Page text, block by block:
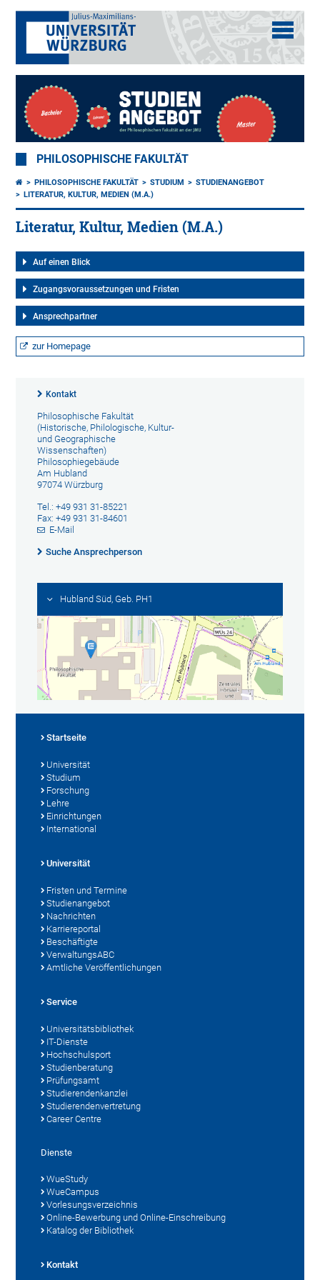
PHILOSOPHISCHE FAKULTÄT
PHILOSOPHISCHE FAKULTÄT STUDIUM
STUDIENANGEBOT
LITERATUR, KULTUR, MEDIEN (M.A.)
Literatur, Kultur, Medien (M.A.)
Auf einen Blick
Zugangsvoraussetzungen und Fristen
Ansprechpartner
zur Homepage
Kontakt
Philosophische Fakultät
(Historische, Philologische, Kultur-
und Geographische
Wissenschaften)
Philosophiegebäude
Am Hubland
97074 Würzburg
Tel.: +49 931 31-85221
Fax: +49 931 31-84601
E-Mail
Suche Ansprechperson
Hubland Süd, Geb. PH1
Startseite
Universität
Studium
Forschung
Lehre
Einrichtungen
International
Universität
Fristen und Termine
Studienangebot
Nachrichten
Karriereportal
Beschäftigte
VerwaltungsABC
Amtliche Veröffentlichungen
Service
Universitätsbibliothek
IT-Dienste
Hochschulsport
Studienberatung
Prüfungsamt
Studierendenkanzlei
Studierendenvertretung
Career Centre
Dienste
WueStudy
WueCampus
Vorlesungsverzeichnis
Online-Bewerbung und Online-Einschreibung
Katalog der Bibliothek
Kontakt